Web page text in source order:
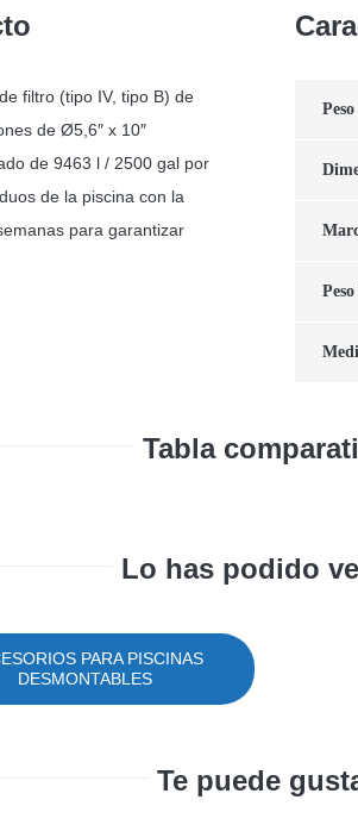
filtro (tipo IV, tipo B) de
de Ø5,6″ x 10″
de 9463 l / 2500 gal por
de la piscina con la
para garantizar
Peso
Tabla
Lo has podido
PARA PISCINAS
DESMONTABLES
Te puede